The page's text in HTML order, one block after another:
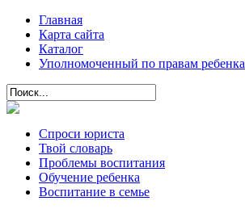
Главная
Карта сайта
Каталог
Уполномоченный по правам ребенка
Спроси юриста
Твой словарь
Проблемы воспитания
Обучение ребенка
Воспитание в семье